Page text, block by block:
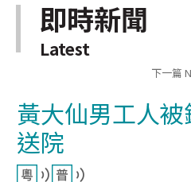
即時新聞
Latest
下一篇
黃大仙男工人
送院